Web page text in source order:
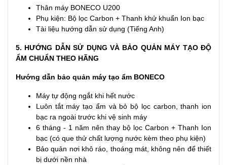
Thân máy BONECO U200
Phụ kiện: Bộ lọc Carbon + Thanh khử khuẩn Ion bạc
Tài liệu hướng dẫn sử dụng (Tiếng Anh)
5. HƯỚNG DẪN SỬ DỤNG VÀ BẢO QUẢN MÁY TẠO ĐỘ
ẨM CHUẨN THEO HÃNG
Hướng dẫn bảo quản máy tạo ẩm BONECO
Máy tự động ngắt khi hết nước
Luôn tắt máy tạo ẩm và bỏ bộ lọc carbon, thanh ion
bạc ra ngoài trước khi vệ sinh máy
6 tháng - 1 năm nên thay bộ lọc Carbon + Thanh Ion
bạc (có que thử chất lượng nước kèm theo phụ kiện)
Bảo quản nơi khô ráo, thoáng mát, không nên để thiết
bị dưới nền nhà